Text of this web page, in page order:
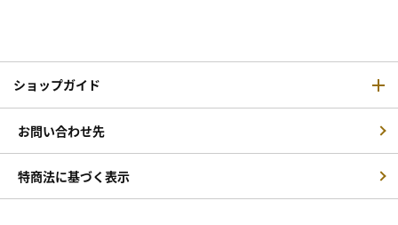
ショップガイド
お問い合わせ先
特商法に基づく表示